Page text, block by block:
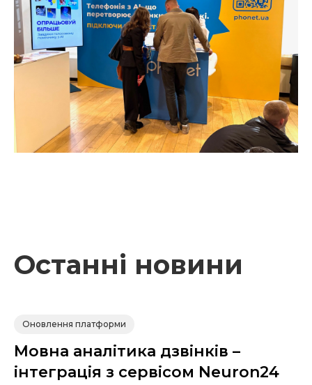
Останні новини
Оновлення платформи
Мовна аналітика дзвінків –
інтеграція з сервісом Neuron24